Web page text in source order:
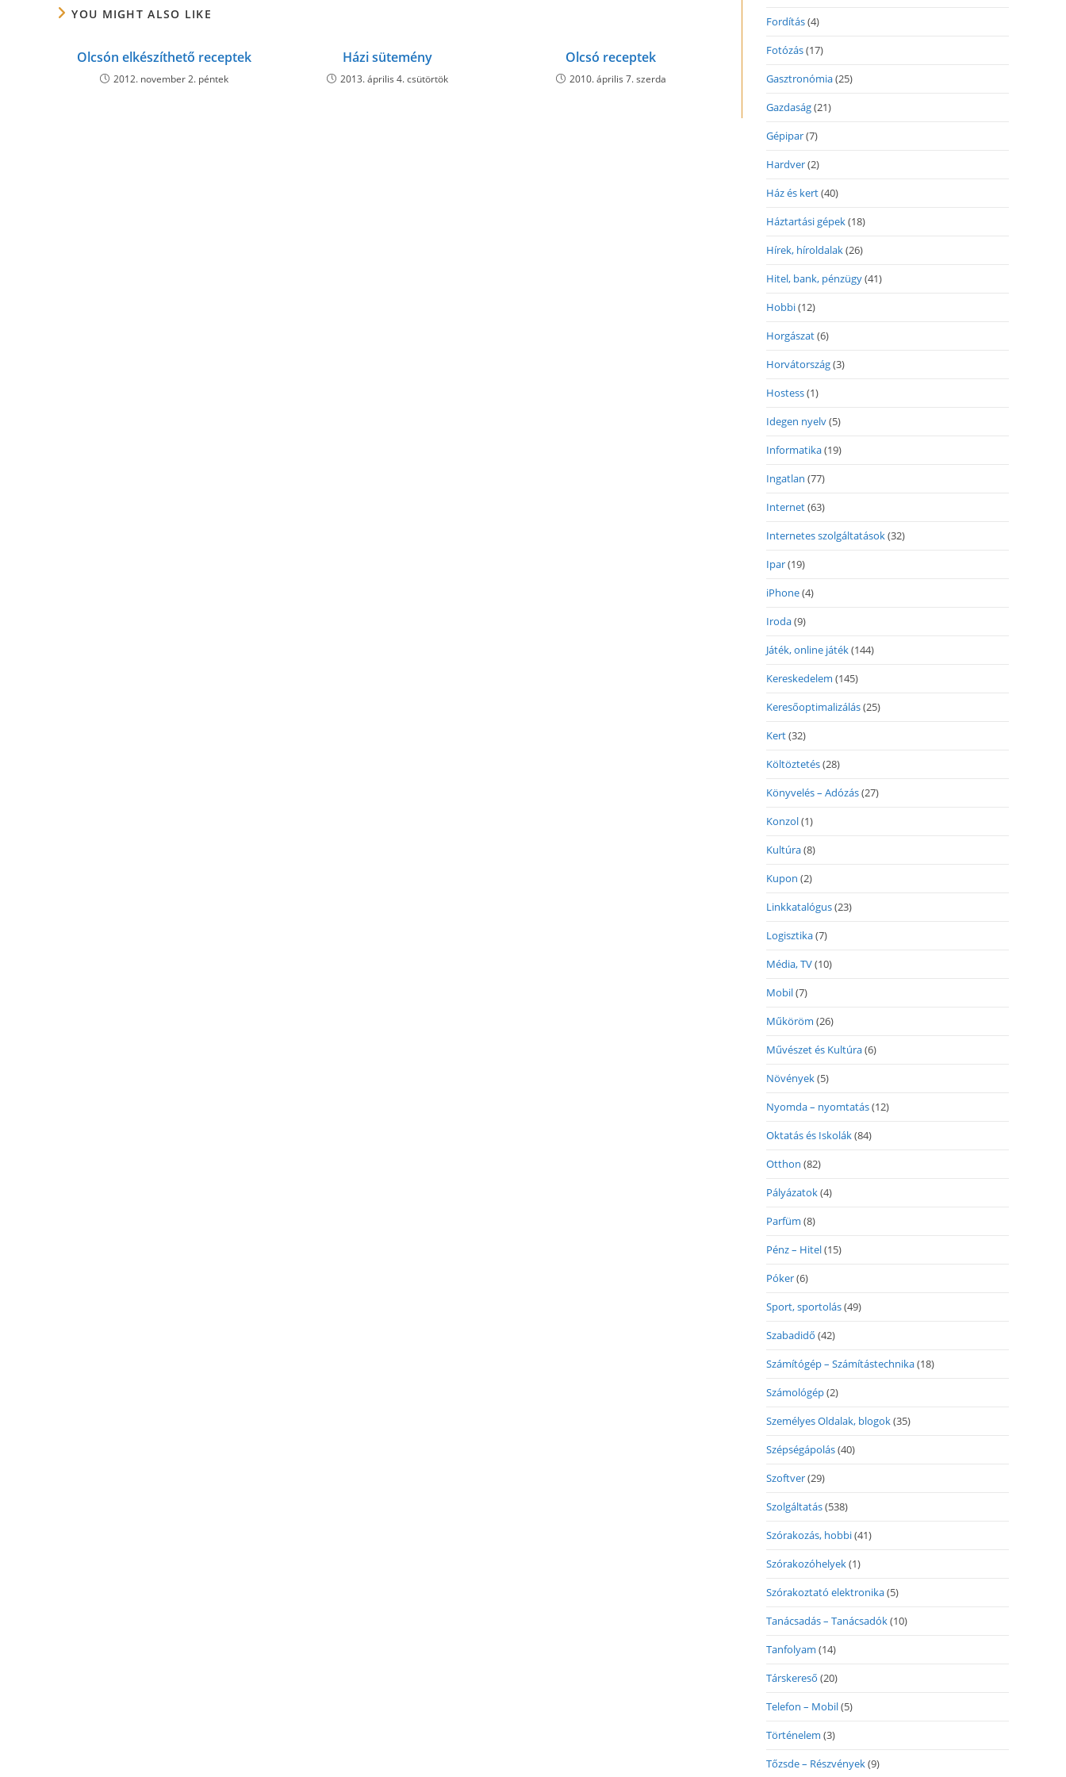
YOU MIGHT ALSO LIKE
Olcsón elkészíthető receptek
2012. november 2. péntek
Házi sütemény
2013. április 4. csütörtök
Olcsó receptek
2010. április 7. szerda
Fordítás(4)
Fotózás(17)
Gasztronómia(25)
Gazdaság(21)
Gépipar(7)
Hardver(2)
Ház és kert(40)
Háztartási gépek(18)
Hírek, híroldalak(26)
Hitel, bank, pénzügy(41)
Hobbi(12)
Horgászat(6)
Horvátország(3)
Hostess(1)
Idegen nyelv(5)
Informatika(19)
Ingatlan (77)
Internet(63)
Internetes szolgáltatások(32)
Ipar(19)
iPhone(4)
Iroda(9)
Játék, online játék(144)
Kereskedelem (145)
Keresőoptimalizálás(25)
Kert(32)
Költöztetés(28)
Könyvelés – Adózás(27)
Konzol(1)
Kultúra(8)
Kupon (2)
Linkkatalógus(23)
Logisztika(7)
Média, TV(10)
Mobil(7)
Műköröm (26)
Művészet és Kultúra(6)
Növények(5)
Nyomda – nyomtatás(12)
Oktatás és Iskolák(84)
Otthon (82)
Pályázatok(4)
Parfüm (8)
Pénz – Hitel(15)
Póker(6)
Sport, sportolás(49)
Szabadidő (42)
Számítógép – Számítástechnika(18)
Számológép(2)
Személyes Oldalak, blogok(35)
Szépségápolás(40)
Szoftver(29)
Szolgáltatás(538)
Szórakozás, hobbi(41)
Szórakozóhelyek(1)
Szórakoztató elektronika(5)
Tanácsadás – Tanácsadók(10)
Tanfolyam (14)
Társkereső (20)
Telefon – Mobil(5)
Történelem (3)
Tőzsde – Részvények(9)